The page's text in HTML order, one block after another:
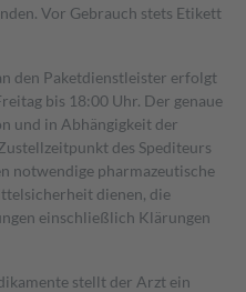
Vor Gebrauch stets Etikett
den Paketdienstleister erfolgt
bis 18:00 Uhr. Der genaue
und in Abhängigkeit der
des Spediteurs
notwendige pharmazeutische
dienen, die
einschließlich Klärungen
stellt der Arzt ein